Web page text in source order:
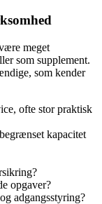
meget
som supplement.
som kender
ofte stor praktisk
kapacitet
opgaver?
adgangsstyring?